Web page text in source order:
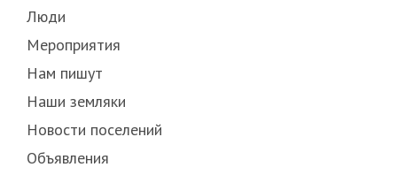
Люди
Мероприятия
Нам пишут
Наши земляки
Новости поселений
Объявления